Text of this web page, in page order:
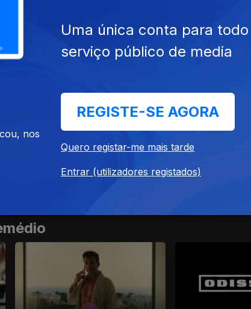
Millennial Mal Amadeo
nos
Uma única conta para todo
serviço público de media
REGISTE-SE AGORA
Quero registar-me mais tarde
Entrar (utilizadores registados)